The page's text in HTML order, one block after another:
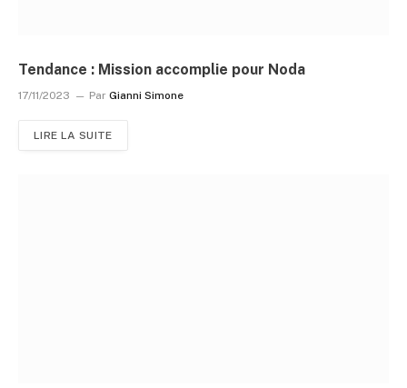
Tendance : Mission accomplie pour Noda
17/11/2023 Par Gianni Simone
LIRE LA SUITE